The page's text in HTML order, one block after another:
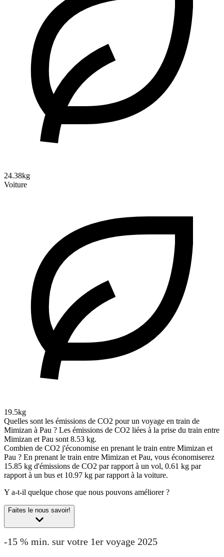
24.38kg
Voiture
19.5kg
Quelles sont les émissions de CO2 pour un voyage en train de
Mimizan à Pau ? Les émissions de CO2 liées à la prise du train entre
Mimizan et Pau sont 8.53 kg.
Combien de CO2 j'économise en prenant le train entre Mimizan et
Pau ? En prenant le train entre Mimizan et Pau, vous économiserez
15.85 kg d'émissions de CO2 par rapport à un vol, 0.61 kg par
rapport à un bus et 10.97 kg par rapport à la voiture.
Y a-t-il quelque chose que nous pouvons améliorer ?
Faites le nous savoir!
-15 % min. sur votre 1er voyage 2025